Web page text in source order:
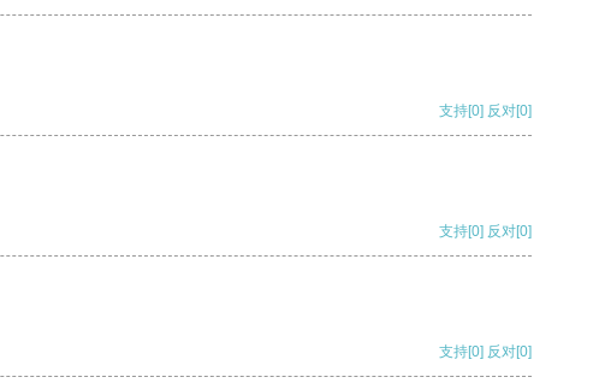
支持[0] 反对[0]
支持[0] 反对[0]
支持[0] 反对[0]